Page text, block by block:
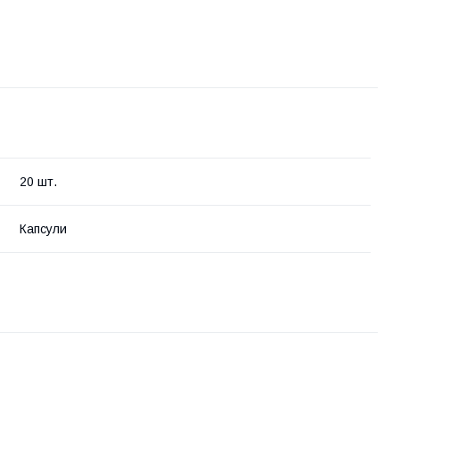
20 шт.
Капсули